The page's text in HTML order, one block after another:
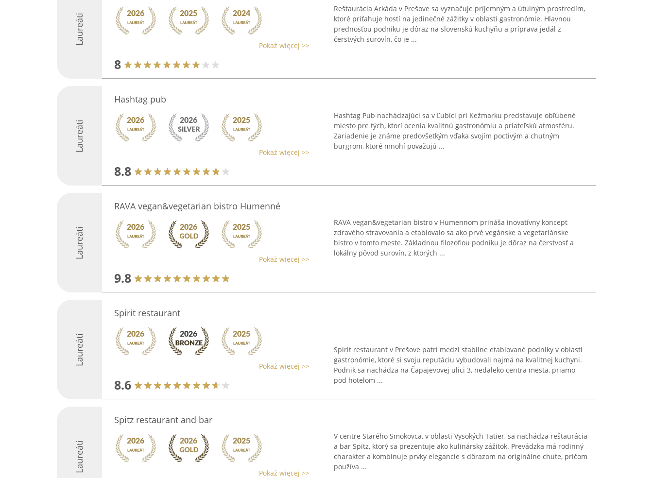
Laureáti Pokaż więcej >>
8
Reštaurácia Arkáda v Prešove sa vyznačuje príjemným a útulným prostredím,
ktoré priťahuje hostí na jedinečné zážitky v oblasti gastronómie. Hlavnou
prednosťou podniku je dôraz na slovenskú kuchyňu a príprava jedál z
čerstvých surovín, čo je ...
Laureáti
Hashtag pub
Pokaż więcej >>
8.8
Hashtag Pub nachádzajúci sa v Ľubici pri Kežmarku predstavuje obľúbené
miesto pre tých, ktorí ocenia kvalitnú gastronómiu a priateľskú atmosféru.
Zariadenie je známe predovšetkým vďaka svojím poctivým a chutným
burgrom, ktoré mnohí považujú ...
Laureáti
RAVA vegan&vegetarian bistro Humenné
Pokaż więcej >>
9.8
RAVA vegan&vegetarian bistro v Humennom prináša inovatívny koncept
zdravého stravovania a etablovalo sa ako prvé vegánske a vegetariánske
bistro v tomto meste. Základnou filozofiou podniku je dôraz na čerstvosť a
lokálny pôvod surovín, z ktorých ...
Laureáti
Spirit restaurant
Pokaż więcej >>
8.6
Spirit restaurant v Prešove patrí medzi stabilne etablované podniky v oblasti
gastronómie, ktoré si svoju reputáciu vybudovali najmä na kvalitnej kuchyni.
Podnik sa nachádza na Čapajevovej ulici 3, nedaleko centra mesta, priamo
pod hotelom ...
Laureáti
Spitz restaurant and bar
Pokaż więcej >>
V centre Starého Smokovca, v oblasti Vysokých Tatier, sa nachádza reštaurácia
a bar Spitz, ktorý sa prezentuje ako kulinársky zážitok. Prevádzka má rodinný
charakter a kombinuje prvky elegancie s dôrazom na originálne chute, pričom
používa ...